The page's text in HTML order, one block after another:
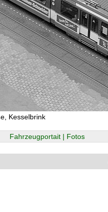
Kesselbrink
Fahrzeugportait | Fotos